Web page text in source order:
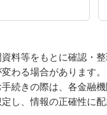
料等をもとに確認・
わる場合があります。
続きの際は、各金融
し、情報の正確性に配